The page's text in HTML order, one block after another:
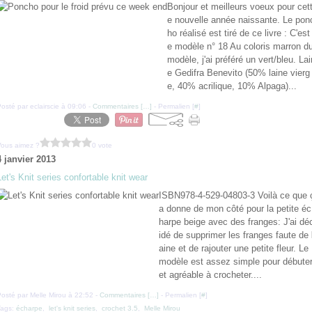
Bonjour et meilleurs voeux pour cett
e nouvelle année naissante. Le
ho réalisé est tiré de ce livre : C'est l
e modèle n° 18 Au coloris marron
modèle, j'ai préféré un vert/bleu.
e Gedifra Benevito (50% laine vierg
e, 40% acrilique, 10% Alpaga)...
par eclairscie à 09:06 - Commentaires [ ] - Permalien [#]
aimez ? 0 vote
janvier 2013
Knit series confortable knit wear
ISBN978-4-529-04803-3 Voilà ce que
a donne de mon côté pour la petite éc
harpe beige avec des franges: J'ai
idé de supprimer les franges faute de l
aine et de rajouter une petite fleur. Le
modèle est assez simple pour débuter
et agréable à crocheter....
par Melle Mirou à 22:52 - Commentaires [ ] - Permalien [#]
écharpe let's knit series crochet 3.5 Melle Mirou